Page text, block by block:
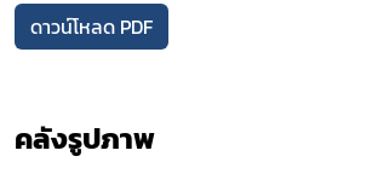
ดาวน์โหลด PDF
คลังรูปภาพ